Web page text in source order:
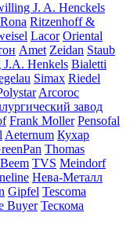
J. A. Henckels
Rona Ritzenhoff &
Lacor Oriental
Amet Zeidan Staub
Henkels Bialetti
Simax Riedel
Arcoroc
завод
Frank Moller Pensofal
Aeternum Кухар
Thomas
Beem TVS Meindorf
Нева-Металл
Gipfel Tescoma
Buyer Тескома